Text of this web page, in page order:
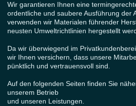
Wir garantieren Ihnen eine
ordentliche und saubere Ausführung der
verwenden wir Materialen führender
neusten Umweltrichtlinien hergestellt
Da wir überwiegend im
wir Ihnen versichern, dass unsere
pünktlich und vertrauensvoll sind.
Auf den folgenden Seiten finden Sie
unserem Betrieb
und unseren Leistungen.